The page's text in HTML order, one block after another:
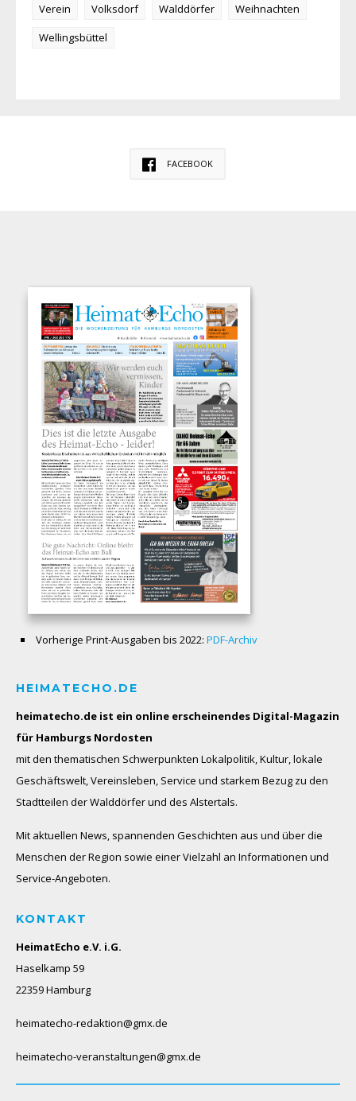
Verein
Volksdorf Walddörfer
Weihnachten
Wellingsbüttel
FACEBOOK
Vorherige Print-Ausgaben bis 2022: PDF-Archiv
HEIMATECHO.DE
heimatecho.de ist ein online erscheinendes Digital-Magazin
für Hamburgs Nordosten
mit den thematischen Schwerpunkten Lokalpolitik, Kultur, lokale
Geschäftswelt, Vereinsleben, Service und starkem Bezug zu den
Stadtteilen der Walddörfer und des Alstertals.
Mit aktuellen News, spannenden Geschichten aus und über die
Menschen der Region sowie einer Vielzahl an Informationen und
Service-Angeboten.
KONTAKT
HeimatEcho e.V. i.G.
Haselkamp 59
22359 Hamburg
heimatecho-redaktion@gmx.de
heimatecho-veranstaltungen@gmx.de